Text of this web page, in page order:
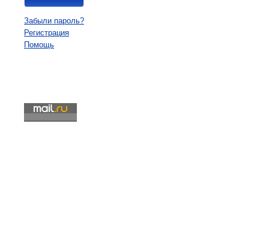
Забыли пароль?
Регистрация
Помощь